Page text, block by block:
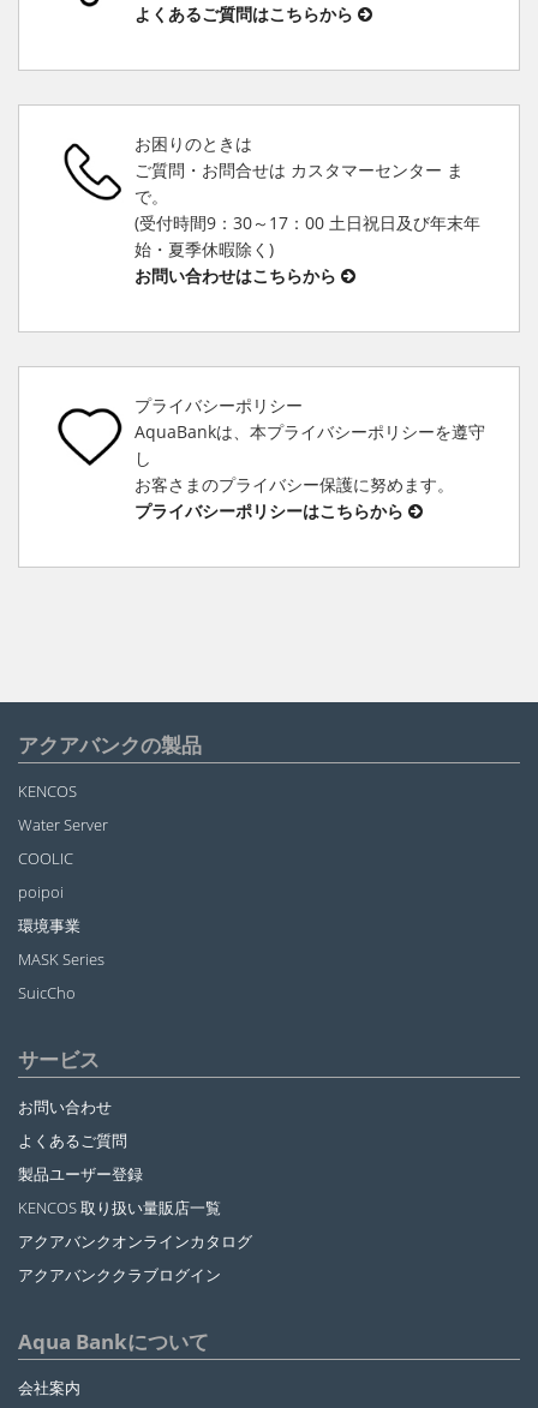
よくあるご質問はこちらから
お困りのときは
ご質問・お問合せは カスタマーセンター ま
で。
(受付時間9：30～17：00 土日祝日及び年末年
始・夏季休暇除く)
お問い合わせはこちらから
プライバシーポリシー
AquaBankは、本プライバシーポリシーを遵守
し
お客さまのプライバシー保護に努めます。
プライバシーポリシーはこちらから
アクアバンクの製品
KENCOS
Water Server
COOLIC
poipoi
環境事業
MASK Series
SuicCho
サービス
お問い合わせ
よくあるご質問
製品ユーザー登録
KENCOS 取り扱い量販店一覧
アクアバンクオンラインカタログ
アクアバンククラブログイン
Aqua Bankについて
会社案内